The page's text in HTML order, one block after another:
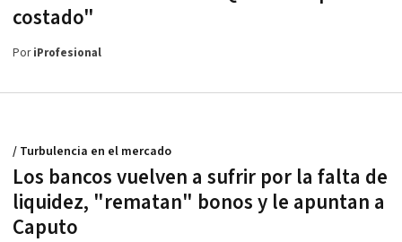
costado"
PoriProfesional
Los bancos vuelven a sufrir por la falta de
liquidez, "rematan" bonos y le apuntan a
Caputo
/ Turbulencia en el mercado